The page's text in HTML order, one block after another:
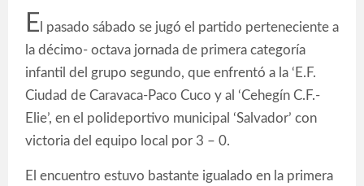
E l pasado sábado se jugó el partido perteneciente a
la décimo- octava jornada de primera categoría
infantil del grupo segundo, que enfrentó a la ‘E.F.
Ciudad de Caravaca-Paco Cuco y al ‘Cehegín C.F.-
Elie’, en el polideportivo municipal ‘Salvador’ con
victoria del equipo local por 3 – 0.
El encuentro estuvo bastante igualado en la primera